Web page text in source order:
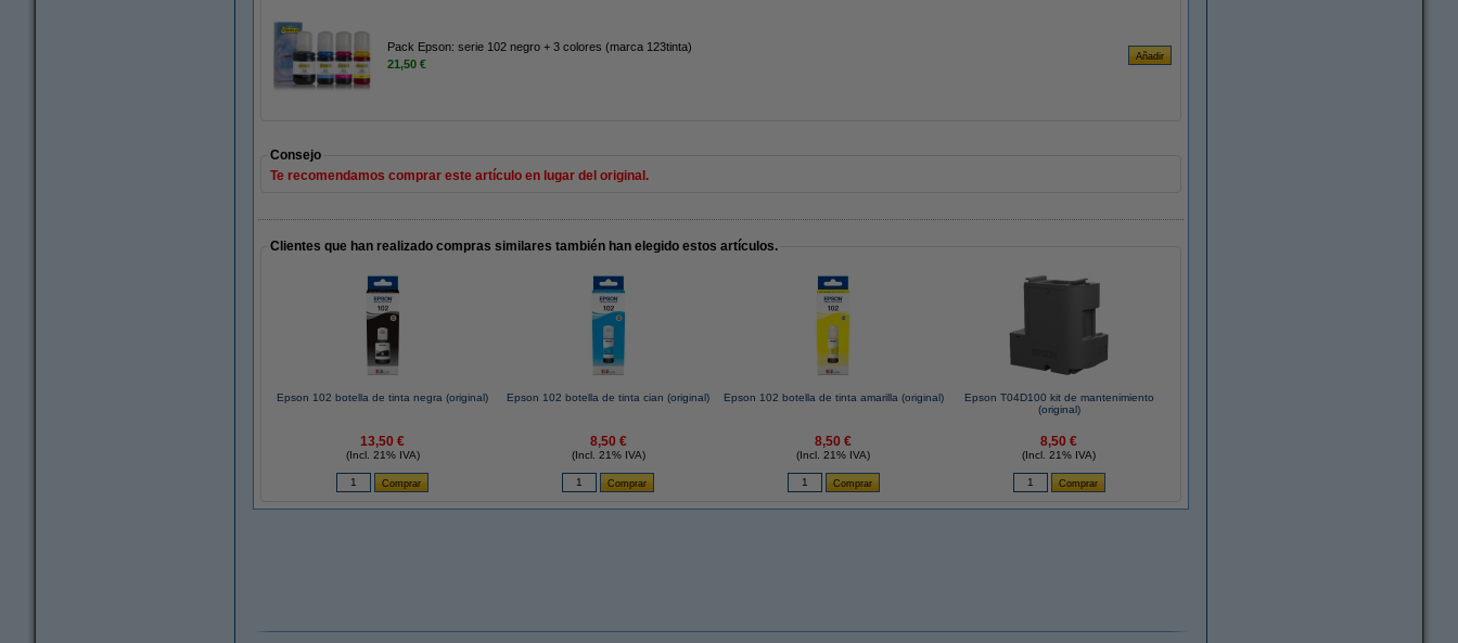
Pack Epson: serie 102 negro + 3 colores (marca 123tinta)
21,50 €
Consejo
Te recomendamos comprar este artículo en lugar del original.
Clientes que han realizado compras similares también han elegido estos artículos.
Epson 102 botella de tinta negra (original)
13,50 €
(Incl. 21% IVA)
Epson 102 botella de tinta cian (original)
8,50 €
(Incl. 21% IVA)
Epson 102 botella de tinta amarilla (original)
8,50 €
(Incl. 21% IVA)
Epson T04D100 kit de mantenimiento
(original)
8,50 €
(Incl. 21% IVA)